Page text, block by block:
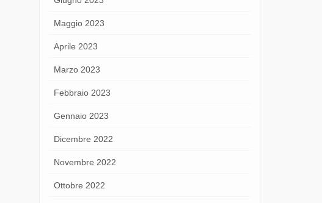
Maggio 2023
Aprile 2023
Marzo 2023
Febbraio 2023
Gennaio 2023
Dicembre 2022
Novembre 2022
Ottobre 2022